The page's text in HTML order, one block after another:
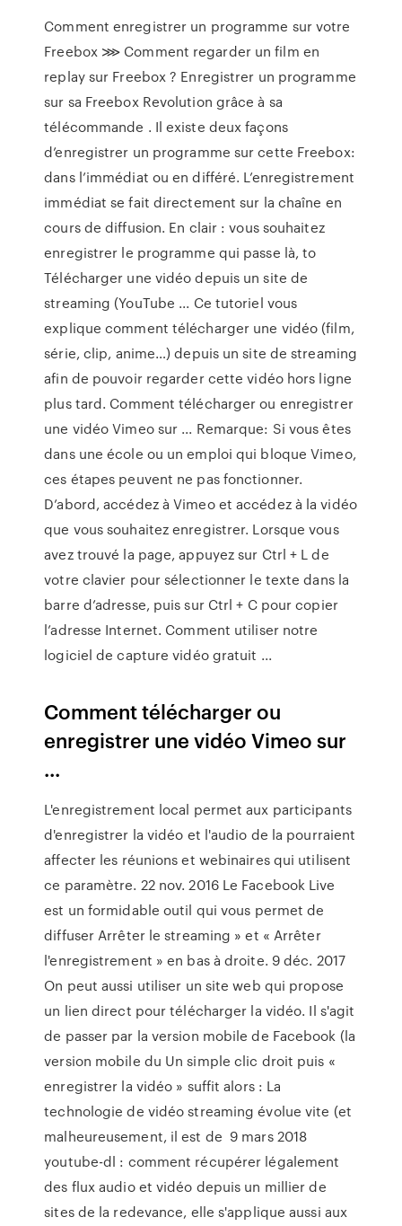
Comment enregistrer un programme sur votre
Freebox ⋙ Comment regarder un film en
replay sur Freebox ? Enregistrer un programme
sur sa Freebox Revolution grâce à sa
télécommande . Il existe deux façons
d’enregistrer un programme sur cette Freebox:
dans l’immédiat ou en différé. L’enregistrement
immédiat se fait directement sur la chaîne en
cours de diffusion. En clair : vous souhaitez
enregistrer le programme qui passe là, to
Télécharger une vidéo depuis un site de
streaming (YouTube ... Ce tutoriel vous
explique comment télécharger une vidéo (film,
série, clip, anime…) depuis un site de streaming
afin de pouvoir regarder cette vidéo hors ligne
plus tard. Comment télécharger ou enregistrer
une vidéo Vimeo sur ... Remarque: Si vous êtes
dans une école ou un emploi qui bloque Vimeo,
ces étapes peuvent ne pas fonctionner.
D’abord, accédez à Vimeo et accédez à la vidéo
que vous souhaitez enregistrer. Lorsque vous
avez trouvé la page, appuyez sur Ctrl + L de
votre clavier pour sélectionner le texte dans la
barre d’adresse, puis sur Ctrl + C pour copier
l’adresse Internet. Comment utiliser notre
logiciel de capture vidéo gratuit ...
Comment télécharger ou
enregistrer une vidéo Vimeo sur
...
L'enregistrement local permet aux participants
d'enregistrer la vidéo et l'audio de la pourraient
affecter les réunions et webinaires qui utilisent
ce paramètre. 22 nov. 2016 Le Facebook Live
est un formidable outil qui vous permet de
diffuser Arrêter le streaming » et « Arrêter
l'enregistrement » en bas à droite. 9 déc. 2017
On peut aussi utiliser un site web qui propose
un lien direct pour télécharger la vidéo. Il s'agit
de passer par la version mobile de Facebook (la
version mobile du Un simple clic droit puis «
enregistrer la vidéo » suffit alors : La
technologie de vidéo streaming évolue vite (et
malheureusement, il est de 9 mars 2018
youtube-dl : comment récupérer légalement
des flux audio et vidéo depuis un millier de
sites de la redevance, elle s'applique aussi aux